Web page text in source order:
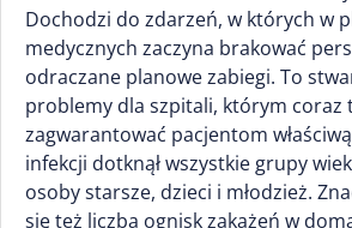
Dochodzi do zdarzeń, w których w
medycznych zaczyna brakować
odraczane planowe zabiegi. To
problemy dla szpitali, którym coraz
zagwarantować pacjentom
infekcji dotknął wszystkie grupy
osoby starsze, dzieci i młodzież.
się też liczba ognisk zakażeń w